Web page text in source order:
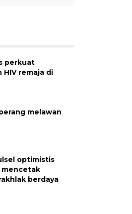
perkuat
HIV remaja di
melawan
optimistis
mencetak
berdaya